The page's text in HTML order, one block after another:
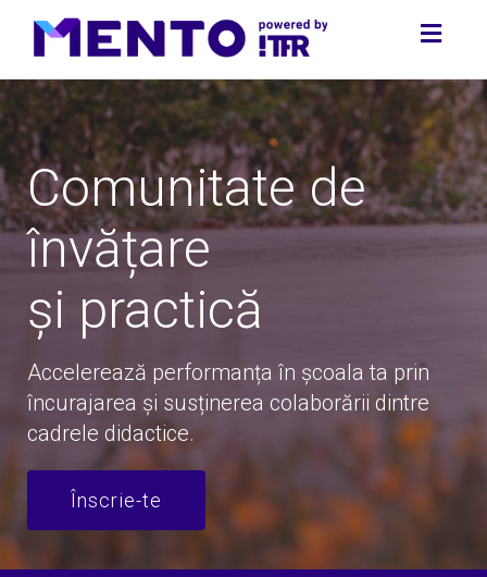
Comunitate de
învățare
și practică
Accelerează performanța în școala ta prin
încurajarea și susținerea colaborării dintre
cadrele didactice.
Înscrie-te